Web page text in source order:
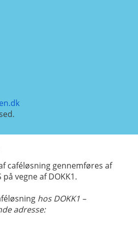
caféløsning gennemføres af
vegne af DOKK1.
hos DOKK1 –
adresse: